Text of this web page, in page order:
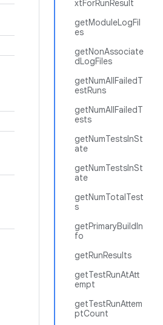
xtForRunResult
getModuleLogFil
es
getNonAssociate
dLogFiles
getNumAllFailedT
estRuns
getNumAllFailedT
ests
getNumTestsInSt
ate
getNumTestsInSt
ate
getNumTotalTest
s
getPrimaryBuildIn
fo
getRunResults
getTestRunAtAtt
empt
getTestRunAttem
ptCount